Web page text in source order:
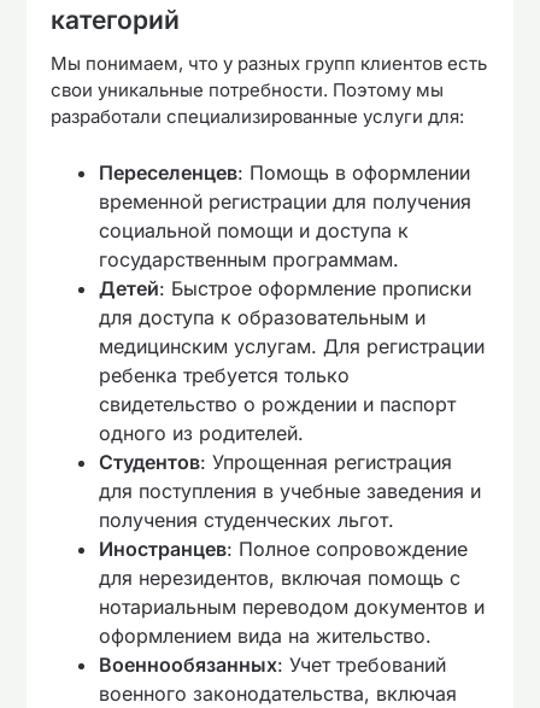
категорий
Мы понимаем, что у разных групп клиентов есть
свои уникальные потребности. Поэтому мы
разработали специализированные услуги для:
Переселенцев: Помощь в оформлении
временной регистрации для получения
социальной помощи и доступа к
государственным программам.
Детей: Быстрое оформление прописки
для доступа к образовательным и
медицинским услугам. Для регистрации
ребенка требуется только
свидетельство о рождении и паспорт
одного из родителей.
Студентов: Упрощенная регистрация
для поступления в учебные заведения и
получения студенческих льгот.
Иностранцев: Полное сопровождение
для нерезидентов, включая помощь с
нотариальным переводом документов и
оформлением вида на жительство.
Военнообязанных: Учет требований
военного законодательства, включая